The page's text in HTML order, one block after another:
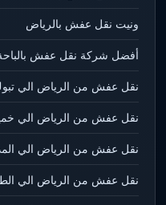
ونيت نقل عفش بالرياض
أفضل شركة نقل عفش
نقل عفش من الرياض الي
نقل عفش من الرياض الي
نقل عفش من الرياض الي
نقل عفش من الرياض الي